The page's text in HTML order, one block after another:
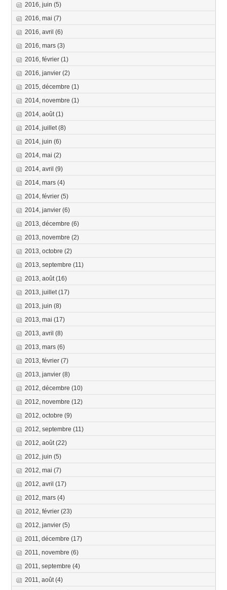
2016, juin(5)
2016, mai(7)
2016, avril(6)
2016, mars(3)
2016, février(1)
2016, janvier(2)
2015, décembre(1)
2014, novembre(1)
2014, août(1)
2014, juillet(8)
2014, juin(6)
2014, mai(2)
2014, avril(9)
2014, mars(4)
2014, février(5)
2014, janvier(6)
2013, décembre(6)
2013, novembre(2)
2013, octobre(2)
2013, septembre(11)
2013, août(16)
2013, juillet(17)
2013, juin(8)
2013, mai(17)
2013, avril(8)
2013, mars(6)
2013, février(7)
2013, janvier(8)
2012, décembre(10)
2012, novembre(12)
2012, octobre(9)
2012, septembre(11)
2012, août(22)
2012, juin(5)
2012, mai(7)
2012, avril(17)
2012, mars(4)
2012, février(23)
2012, janvier(5)
2011, décembre(17)
2011, novembre(6)
2011, septembre(4)
2011, août(4)